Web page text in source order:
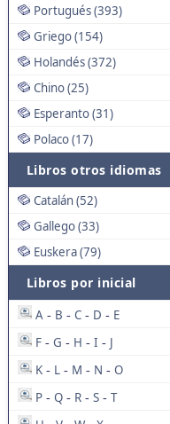
Portugués (393)
Griego (154)
Holandés (372)
Chino (25)
Esperanto (31)
Polaco (17)
Libros otros idiomas
Catalán (52)
Gallego (33)
Euskera (79)
Libros por inicial
A - B - C - D - E
F - G - H - I - J
K - L - M - N - O
P - Q - R - S - T